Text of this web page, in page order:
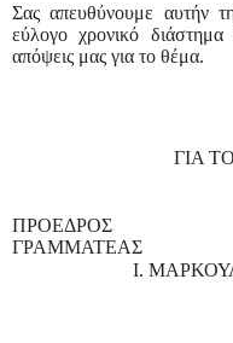
Σας απευθύνουμε αυτήν
εύλογο χρονικό
απόψεις μας για το θέμα.
ΓΙΑ
ΠΡΟΕΔΡΟΣ
ΓΡΑΜΜΑΤΕΑΣ
Ι.